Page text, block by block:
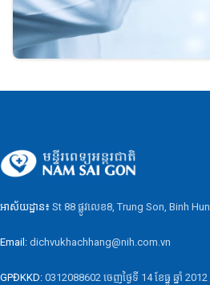
អាស័យដ្ឋាន៖ St 88 ផ្លូវលេខ8, Trung Son, Binh
Email: dichvukhachhang@nih.com.vn
GPĐKKD: 0312088602 ចេញថ្ងៃទី 14 ខែធ្នូ ឆ្នាំ